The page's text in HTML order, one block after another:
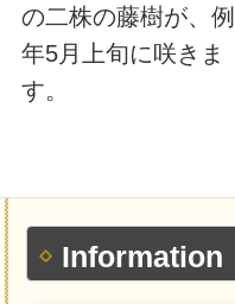
の二株の藤樹が、例
年5月上旬に咲きま
す。
Information